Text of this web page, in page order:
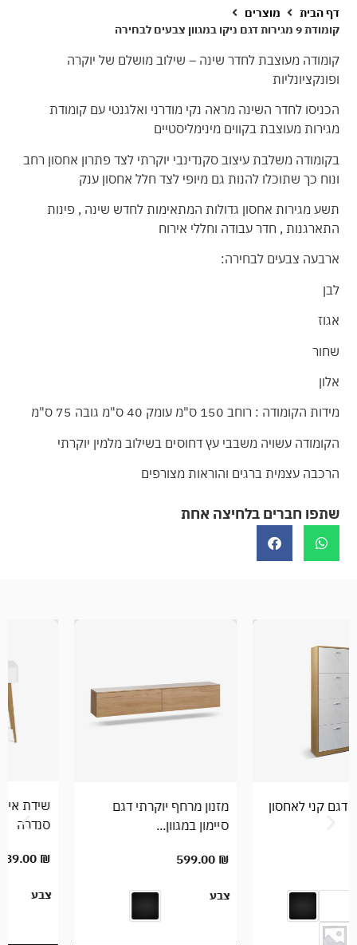
דף הבית
מוצרים
קומודת 9 מגירות דגם ניקו במגוון צבעים לבחירה
קומודה מעוצבת לחדר שינה – שילוב מושלם של יוקרה
ופונקציונליות
הכניסו לחדר השינה מראה נקי מודרני ואלגנטי עם קומודת
מגירות מעוצבת בקווים מינימליסטיים
בקומודה משלבת עיצוב סקנדינבי יוקרתי לצד פתרון אחסון רחב
ונוח כך שתוכלו להנות גם מיופי לצד חלל אחסון ענק
תשע מגירות אחסון גדולות המתאימות לחדש שינה , פינות
התארגנות , חדר עבודה וחללי אירוח
ארבעה צבעים לבחירה:
לבן
אגוז
שחור
אלון
מידות הקומודה : רוחב 150 ס"מ עומק 40 ס"מ גובה 75 ס"מ
הקומודה עשויה משבבי עץ דחוסים בשילוב מלמין יוקרתי
הרכבה עצמית ברגים והוראות מצורפים
שתפו חברים בלחיצה אחת
מזנון מרחף יוקרתי דגם
צבע
שידת איפור מודרנית דגם
סנדרה
צבע